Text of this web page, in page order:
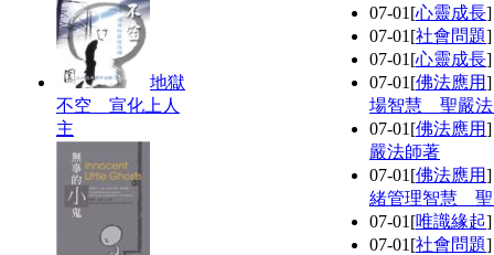
地獄
不空 宣化上人
主
07-01 [心靈成長
07-01 [社會問題
07-01 [心靈成長
07-01 [佛法應用
場智慧 聖嚴
07-01 [佛法應用
嚴法師著
07-01 [佛法應用
緒管理智慧
07-01 [唯識緣起
07-01 [社會問題